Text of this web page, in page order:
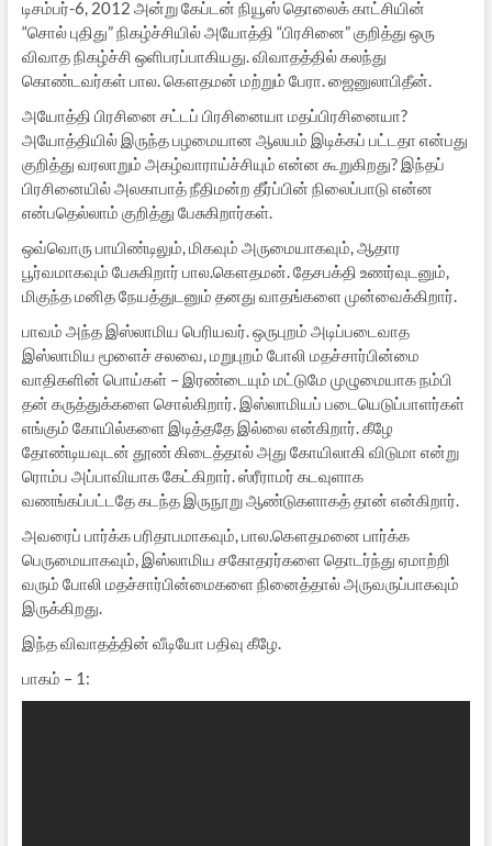
டிசம்பர்-6, 2012 அன்று கேப்டன் நியூஸ் தொலைக் காட்சியின்
“சொல் புதிது” நிகழ்ச்சியில் அயோத்தி “பிரசினை” குறித்து ஒரு
விவாத நிகழ்ச்சி ஒளிபரப்பாகியது. விவாதத்தில் கலந்து
கொண்டவர்கள் பால. கௌதமன் மற்றும் பேரா. ஜைனுலாபிதீன்.
அயோத்தி பிரசினை சட்டப் பிரசினையா மதப்பிரசினையா?
அயோத்தியில் இருந்த பழமையான ஆலயம் இடிக்கப் பட்டதா என்பது
குறித்து வரலாறும் அகழ்வாராய்ச்சியும் என்ன கூறுகிறது? இந்தப்
பிரசினையில் அலகாபாத் நீதிமன்ற தீர்ப்பின் நிலைப்பாடு என்ன
என்பதெல்லாம் குறித்து பேசுகிறார்கள்.
ஒவ்வொரு பாயிண்டிலும், மிகவும் அருமையாகவும், ஆதார
பூர்வமாகவும் பேசுகிறார் பால.கௌதமன். தேசபக்தி உணர்வுடனும்,
மிகுந்த மனித நேயத்துடனும் தனது வாதங்களை முன்வைக்கிறார்.
பாவம் அந்த இஸ்லாமிய பெரியவர். ஒருபுறம் அடிப்படைவாத
இஸ்லாமிய மூளைச் சலவை, மறுபுறம் போலி மதச்சார்பின்மை
வாதிகளின் பொய்கள் – இரண்டையும் மட்டுமே முழுமையாக நம்பி
தன் கருத்துக்களை சொல்கிறார். இஸ்லாமியப் படையெடுப்பாளர்கள்
எங்கும் கோயில்களை இடித்ததே இல்லை என்கிறார். கீழே
தோண்டியவுடன் தூண் கிடைத்தால் அது கோயிலாகி விடுமா என்று
ரொம்ப அப்பாவியாக கேட்கிறார். ஸ்ரீராமர் கடவுளாக
வணங்கப்பட்டதே கடந்த இருநூறு ஆண்டுகளாகத் தான் என்கிறார்.
அவரைப் பார்க்க பரிதாபமாகவும், பால.கௌதமனை பார்க்க
பெருமையாகவும், இஸ்லாமிய சகோதரர்களை தொடர்ந்து ஏமாற்றி
வரும் போலி மதச்சார்பின்மைகளை நினைத்தால் அருவருப்பாகவும்
இருக்கிறது.
இந்த விவாதத்தின் வீடியோ பதிவு கீழே.
பாகம் – 1: